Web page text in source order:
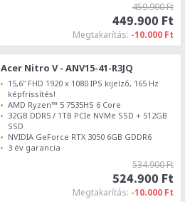
459.900 Ft
449.900 Ft
Megtakarítás: -10.000 Ft
Acer Nitro V - ANV15-41-R3JQ
15,6" FHD 1920 x 1080 IPS kijelző, 165 Hz
képfrissítés!
AMD Ryzen™ 5 7535HS 6 Core
32GB DDR5 / 1TB PCIe NVMe SSD + 512GB
SSD
NVIDIA GeForce RTX 3050 6GB GDDR6
3 év garancia
534.900 Ft
524.900 Ft
Megtakarítás: -10.000 Ft